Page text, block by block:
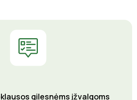
gilesnėms įžvalgoms